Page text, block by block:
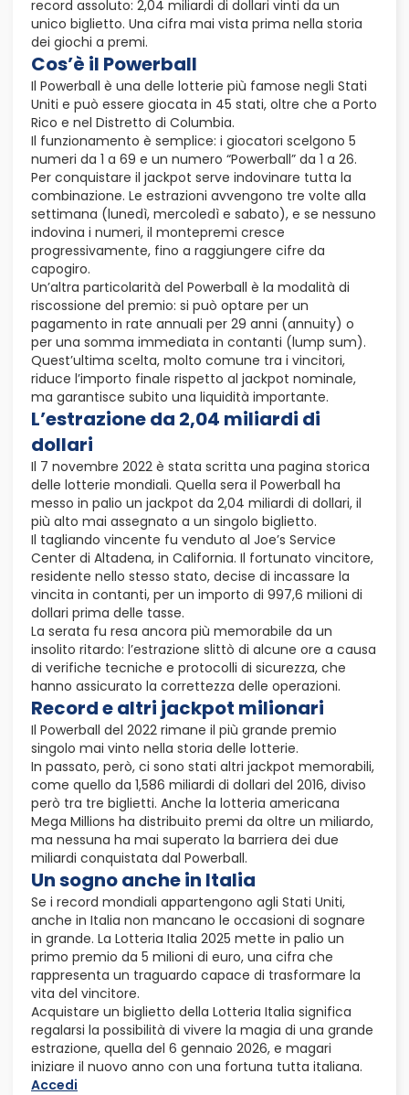
record assoluto: 2,04 miliardi di dollari vinti da un
unico biglietto. Una cifra mai vista prima nella storia
dei giochi a premi.
Cos’è il Powerball
Il Powerball è una delle lotterie più famose negli Stati
Uniti e può essere giocata in 45 stati, oltre che a Porto
Rico e nel Distretto di Columbia.
Il funzionamento è semplice: i giocatori scelgono 5
numeri da 1 a 69 e un numero “Powerball” da 1 a 26.
Per conquistare il jackpot serve indovinare tutta la
combinazione. Le estrazioni avvengono tre volte alla
settimana (lunedì, mercoledì e sabato), e se nessuno
indovina i numeri, il montepremi cresce
progressivamente, fino a raggiungere cifre da
capogiro.
Un’altra particolarità del Powerball è la modalità di
riscossione del premio: si può optare per un
pagamento in rate annuali per 29 anni (annuity) o
per una somma immediata in contanti (lump sum).
Quest’ultima scelta, molto comune tra i vincitori,
riduce l’importo finale rispetto al jackpot nominale,
ma garantisce subito una liquidità importante.
L’estrazione da 2,04 miliardi di
dollari
Il 7 novembre 2022 è stata scritta una pagina storica
delle lotterie mondiali. Quella sera il Powerball ha
messo in palio un jackpot da 2,04 miliardi di dollari, il
più alto mai assegnato a un singolo biglietto.
Il tagliando vincente fu venduto al Joe’s Service
Center di Altadena, in California. Il fortunato vincitore,
residente nello stesso stato, decise di incassare la
vincita in contanti, per un importo di 997,6 milioni di
dollari prima delle tasse.
La serata fu resa ancora più memorabile da un
insolito ritardo: l’estrazione slittò di alcune ore a causa
di verifiche tecniche e protocolli di sicurezza, che
hanno assicurato la correttezza delle operazioni.
Record e altri jackpot milionari
Il Powerball del 2022 rimane il più grande premio
singolo mai vinto nella storia delle lotterie.
In passato, però, ci sono stati altri jackpot memorabili,
come quello da 1,586 miliardi di dollari del 2016, diviso
però tra tre biglietti. Anche la lotteria americana
Mega Millions ha distribuito premi da oltre un miliardo,
ma nessuna ha mai superato la barriera dei due
miliardi conquistata dal Powerball.
Un sogno anche in Italia
Se i record mondiali appartengono agli Stati Uniti,
anche in Italia non mancano le occasioni di sognare
in grande. La Lotteria Italia 2025 mette in palio un
primo premio da 5 milioni di euro, una cifra che
rappresenta un traguardo capace di trasformare la
vita del vincitore.
Acquistare un biglietto della Lotteria Italia significa
regalarsi la possibilità di vivere la magia di una grande
estrazione, quella del 6 gennaio 2026, e magari
iniziare il nuovo anno con una fortuna tutta italiana.
Accedi